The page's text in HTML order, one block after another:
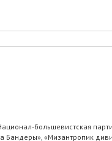
большевистская
Бандеры», «Мизантропик